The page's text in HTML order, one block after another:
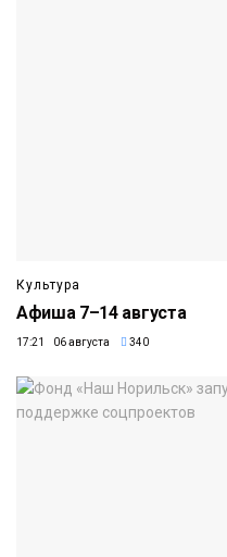
Культура
Афиша 7–14 августа
17:21 06 августа 340